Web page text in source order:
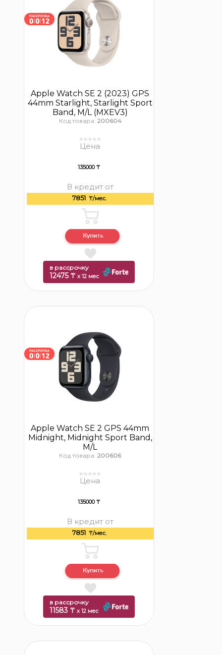
Apple Watch SE 2 (2023) GPS
44mm Starlight, Starlight Sport
Band, M/L (MXEV3)
Код товара: 200604
Цена
135000 ₸
В кредит от
7851 ₸/мес.
в рассрочку
12475 ₸ x 12 мес
Apple Watch SE 2 GPS 44mm
Midnight, Midnight Sport Band,
M/L
Код товара: 200606
Цена
135000 ₸
В кредит от
7851 ₸/мес.
в рассрочку
11583 ₸ x 12 мес